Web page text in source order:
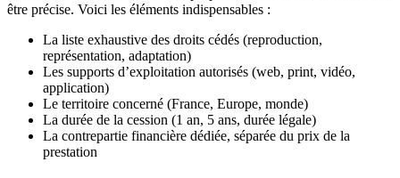
être précise. Voici les éléments indispensables :
La liste exhaustive des droits cédés (reproduction,
représentation, adaptation)
Les supports d’exploitation autorisés (web, print, vidéo,
application)
Le territoire concerné (France, Europe, monde)
La durée de la cession (1 an, 5 ans, durée légale)
La contrepartie financière dédiée, séparée du prix de la
prestation